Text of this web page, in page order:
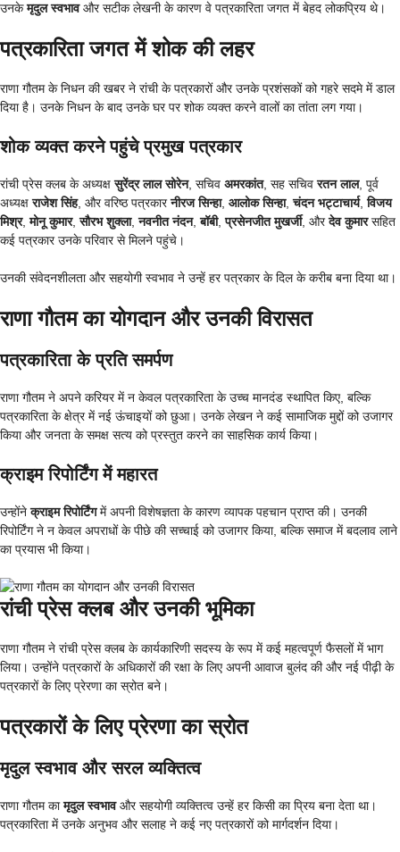
उनकेमृदुल स्वभावऔर सटीक लेखनी के कारण वे पत्रकारिता जगत में बेहद लोकप्रिय थे।
पत्रकारिता जगत में शोक की लहर
राणा गौतम के निधन की खबर ने रांची के पत्रकारों और उनके प्रशंसकों को गहरे सदमे में डाल
दिया है। उनके निधन के बाद उनके घर पर शोक व्यक्त करने वालों का तांता लग गया।
शोक व्यक्त करने पहुंचे प्रमुख पत्रकार
रांची प्रेस क्लब के अध्यक्षसुरेंद्र लाल सोरेन, सचिव अमरकांत, सह सचिवरतन लाल, पूर्व
अध्यक्षराजेश सिंह, और वरिष्ठ पत्रकारनीरज सिन्हा, आलोक सिन्हा,चंदन भट्टाचार्य,विजय
मिश्र,मोनू कुमार,सौरभ शुक्ला,नवनीत नंदन,बॉबी,प्रसेनजीत मुखर्जी, औरदेव कुमारसहित
कई पत्रकार उनके परिवार से मिलने पहुंचे।
उनकी संवेदनशीलता और सहयोगी स्वभाव ने उन्हें हर पत्रकार के दिल के करीब बना दिया था।
राणा गौतम का योगदान और उनकी विरासत
पत्रकारिता के प्रति समर्पण
राणा गौतम ने अपने करियर में न केवल पत्रकारिता के उच्च मानदंड स्थापित किए, बल्कि
पत्रकारिता के क्षेत्र में नई ऊंचाइयों को छुआ। उनके लेखन ने कई सामाजिक मुद्दों को उजागर
किया और जनता के समक्ष सत्य को प्रस्तुत करने का साहसिक कार्य किया।
क्राइम रिपोर्टिंग में महारत
उन्होंनेक्राइम रिपोर्टिंगमें अपनी विशेषज्ञता के कारण व्यापक पहचान प्राप्त की। उनकी
रिपोर्टिंग ने न केवल अपराधों के पीछे की सच्चाई को उजागर किया, बल्कि समाज में बदलाव लाने
का प्रयास भी किया।
रांची प्रेस क्लब और उनकी भूमिका
राणा गौतम ने रांची प्रेस क्लब के कार्यकारिणी सदस्य के रूप में कई महत्वपूर्ण फैसलों में भाग
लिया। उन्होंने पत्रकारों के अधिकारों की रक्षा के लिए अपनी आवाज बुलंद की और नई पीढ़ी के
पत्रकारों के लिए प्रेरणा का स्रोत बने।
पत्रकारों के लिए प्रेरणा का स्रोत
मृदुल स्वभाव और सरल व्यक्तित्व
राणा गौतम कामृदुल स्वभावऔर सहयोगी व्यक्तित्व उन्हें हर किसी का प्रिय बना देता था।
पत्रकारिता में उनके अनुभव और सलाह ने कई नए पत्रकारों को मार्गदर्शन दिया।